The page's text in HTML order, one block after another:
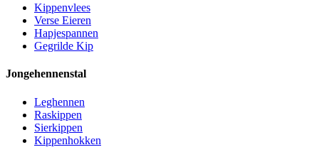
Kippenvlees
Verse Eieren
Hapjespannen
Gegrilde Kip
Jongehennenstal
Leghennen
Raskippen
Sierkippen
Kippenhokken